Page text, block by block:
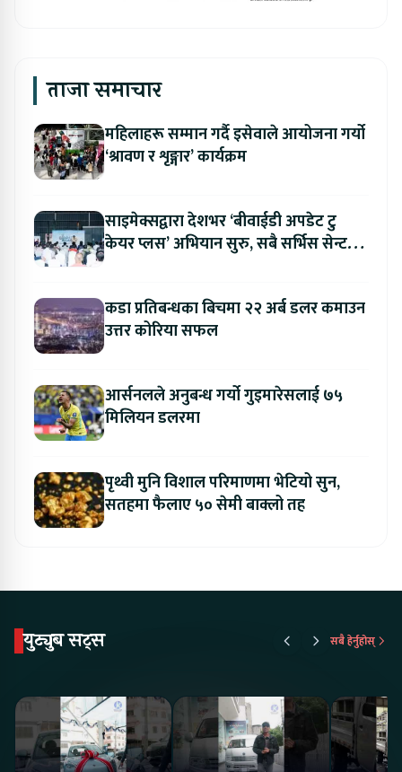
ताजा समाचार
महिलाहरू सम्मान गर्दै इसेवाले आयोजना गर्यो
‘श्रावण र शृङ्गार’ कार्यक्रम
साइमेक्सद्वारा देशभर ‘बीवाईडी अपडेट टु
केयर प्लस’ अभियान सुरु, सबै सर्भिस सेन्टरमा
कडा प्रतिबन्धका बिचमा २२ अर्ब डलर कमाउन
उत्तर कोरिया सफल
आर्सनलले अनुबन्ध गर्यो गुइमारेसलाई ७५
मिलियन डलरमा
पृथ्वी मुनि विशाल परिमाणमा भेटियो सुन,
सतहमा फैलाए ५० सेमी बाक्लो तह
युट्युब सट्स सबै हेर्नुहोस्